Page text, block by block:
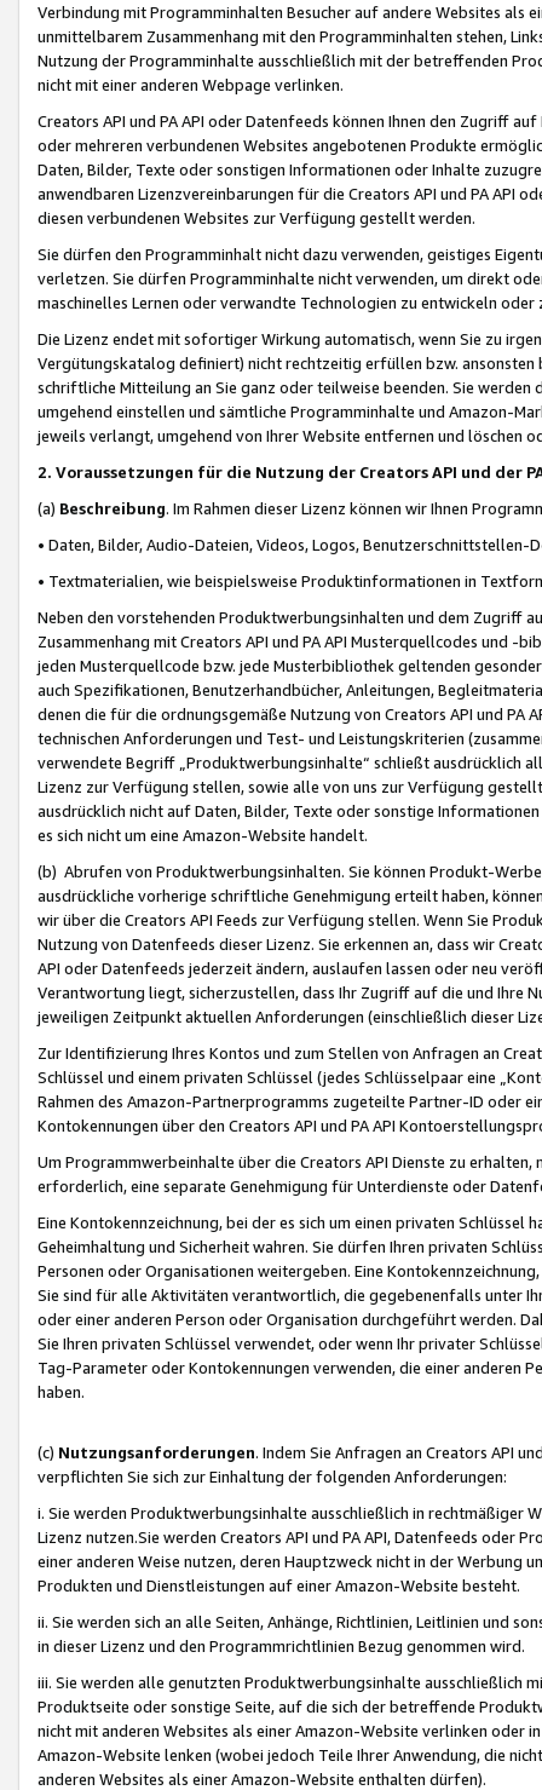
Verbindung mit Programminhalten Besucher auf andere Websites als
unmittelbarem Zusammenhang mit den Programminhalten stehen,
Nutzung der Programminhalte ausschließlich mit der betreffenden
nicht mit einer anderen Webpage verlinken.
Creators API und PA API oder Datenfeeds können Ihnen den Zugriff
oder mehreren verbundenen Websites angebotenen Produkte
Daten, Bilder, Texte oder sonstigen Informationen oder Inhalte
anwendbaren Lizenzvereinbarungen für die Creators API und PA API
diesen verbundenen Websites zur Verfügung gestellt werden.
Sie dürfen den Programminhalt nicht dazu verwenden, geistiges
verletzen. Sie dürfen Programminhalte nicht verwenden, um direkt
maschinelles Lernen oder verwandte Technologien zu entwickeln
Die Lizenz endet mit sofortiger Wirkung automatisch, wenn Sie zu
Vergütungskatalog definiert) nicht rechtzeitig erfüllen bzw. ansonsten
schriftliche Mitteilung an Sie ganz oder teilweise beenden. Sie werden
umgehend einstellen und sämtliche Programminhalte und Amazon-
jeweils verlangt, umgehend von Ihrer Website entfernen und löschen
2. Voraussetzungen für die Nutzung der Creators API und der
(a) Beschreibung. Im Rahmen dieser Lizenz können wir Ihnen
• Daten, Bilder, Audio-Dateien, Videos, Logos, Benutzerschnittstellen-
• Textmaterialien, wie beispielsweise Produktinformationen in
Neben den vorstehenden Produktwerbungsinhalten und dem Zugriff
Zusammenhang mit Creators API und PA API Musterquellcodes und
jeden Musterquellcode bzw. jede Musterbibliothek geltenden
auch Spezifikationen, Benutzerhandbücher, Anleitungen,
denen die für die ordnungsgemäße Nutzung von Creators API und PA
technischen Anforderungen und Test- und Leistungskriterien
verwendete Begriff „Produktwerbungsinhalte“ schließt ausdrücklich
Lizenz zur Verfügung stellen, sowie alle von uns zur Verfügung
ausdrücklich nicht auf Daten, Bilder, Texte oder sonstige
es sich nicht um eine Amazon-Website handelt.
(b) Abrufen von Produktwerbungsinhalten. Sie können Produkt-
ausdrückliche vorherige schriftliche Genehmigung erteilt haben,
wir über die Creators API Feeds zur Verfügung stellen. Wenn Sie
Nutzung von Datenfeeds dieser Lizenz. Sie erkennen an, dass wir
API oder Datenfeeds jederzeit ändern, auslaufen lassen oder neu
Verantwortung liegt, sicherzustellen, dass Ihr Zugriff auf die und Ihre
jeweiligen Zeitpunkt aktuellen Anforderungen (einschließlich dieser
Zur Identifizierung Ihres Kontos und zum Stellen von Anfragen an
Schlüssel und einem privaten Schlüssel (jedes Schlüsselpaar eine
Rahmen des Amazon-Partnerprogramms zugeteilte Partner-ID oder
Kontokennungen über den Creators API und PA API
Um Programmwerbeinhalte über die Creators API Dienste zu
erforderlich, eine separate Genehmigung für Unterdienste oder
Eine Kontokennzeichnung, bei der es sich um einen privaten
Geheimhaltung und Sicherheit wahren. Sie dürfen Ihren privaten
Personen oder Organisationen weitergeben. Eine
Sie sind für alle Aktivitäten verantwortlich, die gegebenenfalls unter
oder einer anderen Person oder Organisation durchgeführt werden.
Sie Ihren privaten Schlüssel verwendet, oder wenn Ihr privater
Tag-Parameter oder Kontokennungen verwenden, die einer anderen
haben.
(c) Nutzungsanforderungen. Indem Sie Anfragen an Creators API
verpflichten Sie sich zur Einhaltung der folgenden Anforderungen:
i. Sie werden Produktwerbungsinhalte ausschließlich in rechtmäßiger
Lizenz nutzen.Sie werden Creators API und PA API, Datenfeeds oder
einer anderen Weise nutzen, deren Hauptzweck nicht in der Werbung
Produkten und Dienstleistungen auf einer Amazon-Website besteht.
ii. Sie werden sich an alle Seiten, Anhänge, Richtlinien, Leitlinien und
in dieser Lizenz und den Programmrichtlinien Bezug genommen wird.
iii. Sie werden alle genutzten Produktwerbungsinhalte ausschließlich
Produktseite oder sonstige Seite, auf die sich der betreffende
nicht mit anderen Websites als einer Amazon-Website verlinken oder
Amazon-Website lenken (wobei jedoch Teile Ihrer Anwendung, die
anderen Websites als einer Amazon-Website enthalten dürfen).